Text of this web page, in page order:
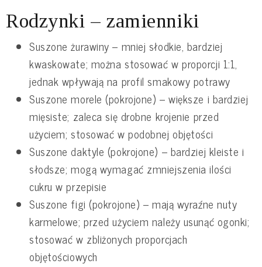
Rodzynki – zamienniki
Suszone żurawiny – mniej słodkie, bardziej
kwaskowate; można stosować w proporcji 1:1,
jednak wpływają na profil smakowy potrawy
Suszone morele (pokrojone) – większe i bardziej
mięsiste; zaleca się drobne krojenie przed
użyciem; stosować w podobnej objętości
Suszone daktyle (pokrojone) – bardziej kleiste i
słodsze; mogą wymagać zmniejszenia ilości
cukru w przepisie
Suszone figi (pokrojone) – mają wyraźne nuty
karmelowe; przed użyciem należy usunąć ogonki;
stosować w zbliżonych proporcjach
objętościowych